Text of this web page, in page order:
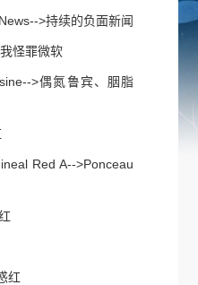
>持续的负面新闻
怪罪微软
>偶氮鲁宾、胭脂
Red A-->Ponceau
红